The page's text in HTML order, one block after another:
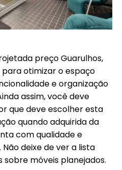
preço Guarulhos,
otimizar o espaço
e organização
assim, você deve
que deve escolher esta
quando adquirida da
com qualidade e
deixe de ver a lista
móveis planejados.